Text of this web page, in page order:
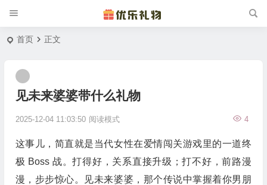
首页 正文
见未来婆婆带什么礼物
2025-12-04 11:03:50 4
阅读模式
这事儿，简直就是当代女性在爱情闯关游戏里的一道终
极 Boss 战。打得好，关系直接升级；打不好，前路漫
漫，步步惊心。见未来婆婆，那个传说中掌握着你男朋